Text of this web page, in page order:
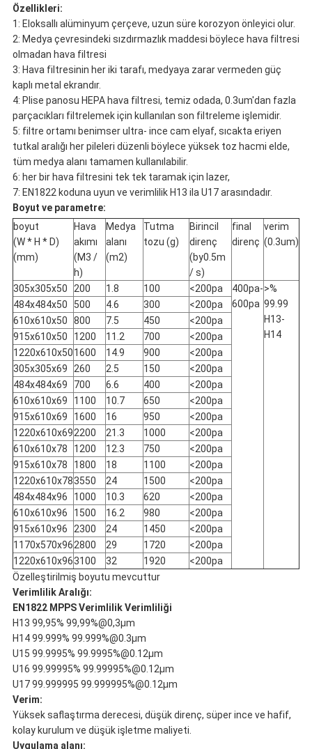
Özellikleri:
1: Eloksallı alüminyum çerçeve, uzun süre korozyon önleyici olur.
2: Medya çevresindeki sızdırmazlık maddesi böylece hava filtresi
olmadan hava filtresi
3: Hava filtresinin her iki tarafı, medyaya zarar vermeden güç
kaplı metal ekrandır.
4: Plise panosu HEPA hava filtresi, temiz odada, 0.3um'dan fazla
parçacıkları filtrelemek için kullanılan son filtreleme işlemidir.
5: filtre ortamı benimser ultra- ince cam elyaf, sıcakta eriyen
tutkal aralığı her pileleri düzenli böylece yüksek toz hacmi elde,
tüm medya alanı tamamen kullanılabilir.
6: her bir hava filtresini tek tek taramak için lazer,
7: EN1822 koduna uyun ve verimlilik H13 ila U17 arasındadır.
Boyut ve parametre:
boyut
(W * H * D)
(mm)
Hava
akımı
(M3 /
h)
Medya
alanı
(m2)
Tutma
tozu (g)
Birincil
direnç
(by0.5m
/ s)
final
direnç
verim
(0.3um)
305x305x50 200 1.8 100 <200pa
400pa-
600pa
>%
99.99
H13-
H14
484x484x50 500 4.6 300
<200pa
610x610x50
800 7.5 450
<200pa
915x610x50
1200 11.2 700
<200pa
1220x610x501600 14.9 900
<200pa
305x305x69
260 2.5 150
<200pa
484x484x69
700 6.6 400
<200pa
610x610x69
1100 10.7 650
<200pa
915x610x69
1600 16 950
<200pa
1220x610x692200 21.3 1000
<200pa
610x610x78
1200 12.3 750
<200pa
915x610x78
1800 18 1100
<200pa
1220x610x783550 24 1500
<200pa
484x484x96
1000 10.3 620
<200pa
610x610x96
1500 16.2 980
<200pa
915x610x96
2300 24 1450
<200pa
1170x570x962800 29 1720
<200pa
1220x610x963100 32 1920
<200pa
Özelleştirilmiş boyutu mevcuttur
Verimlilik Aralığı:
EN1822 MPPS Verimlilik Verimliliği
H13 99,95% 99,99%@0,3μm
H14 99.999% 99.999%@0.3μm
U15 99.9995% 99.9995%@0.12μm
U16 99.99995% 99.99995%@0.12μm
U17 99.999995 99.999995%@0.12μm
Verim:
Yüksek saflaştırma derecesi, düşük direnç, süper ince ve hafif,
kolay kurulum ve düşük işletme maliyeti.
Uygulama alanı: